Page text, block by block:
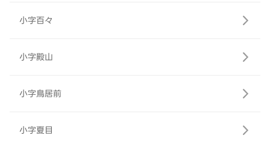
小字百々
小字殿山
小字鳥居前
小字夏目